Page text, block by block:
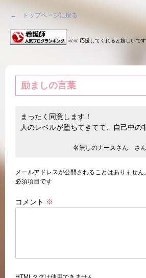
← トップページに戻る
≪≪ 応援してくれると嬉しいです
励ましの言葉
まったく同意します！
人のレベルが堕ちてきてて、自己中の
名無しのナースさん さん
メールアドレスが公開されることはありません。
必須項目です
コメント ※